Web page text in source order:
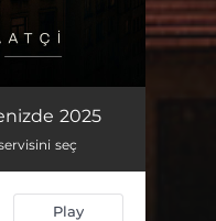
02:08
2025
seç
Play